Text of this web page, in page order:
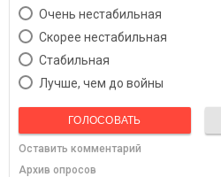
Очень нестабильная
Скорее нестабильная
Cтабильная
Лучше, чем до войны
ГОЛОСОВАТЬ
Оставить комментарий
Архив опросов